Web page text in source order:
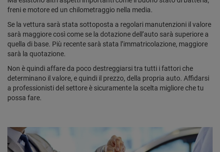
freni e motore ed un chilometraggio nella media.
Se la vettura sarà stata sottoposta a regolari manutenzioni il valore
sarà maggiore così come se la dotazione dell’auto sarà superiore a
quella di base. Più recente sarà stata l’immatricolazione, maggiore
sarà la quotazione.
Non è quindi affare da poco destreggiarsi tra tutti i fattori che
determinano il valore, e quindi il prezzo, della propria auto. Affidarsi
a professionisti del settore è sicuramente la scelta migliore che tu
possa fare.